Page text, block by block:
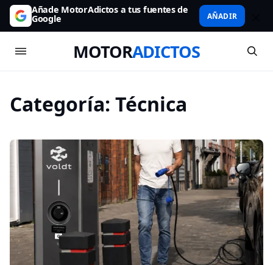
Añade MotorAdictos a tus fuentes de
Google AÑADIR
MOTORADICTOS
Categoría: Técnica